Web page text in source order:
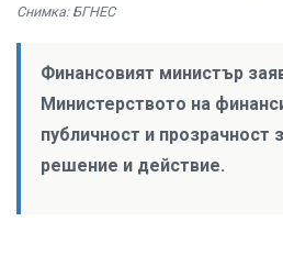
Снимка: БГНЕС
Финансовият министър
Министерството на
публичност и прозрачност
решение и действие.